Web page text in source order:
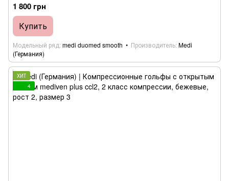
1 800 грн
Купить
Модельный ряд medi duomed smooth Производитель Medi
(Германия)
ХИТ
4